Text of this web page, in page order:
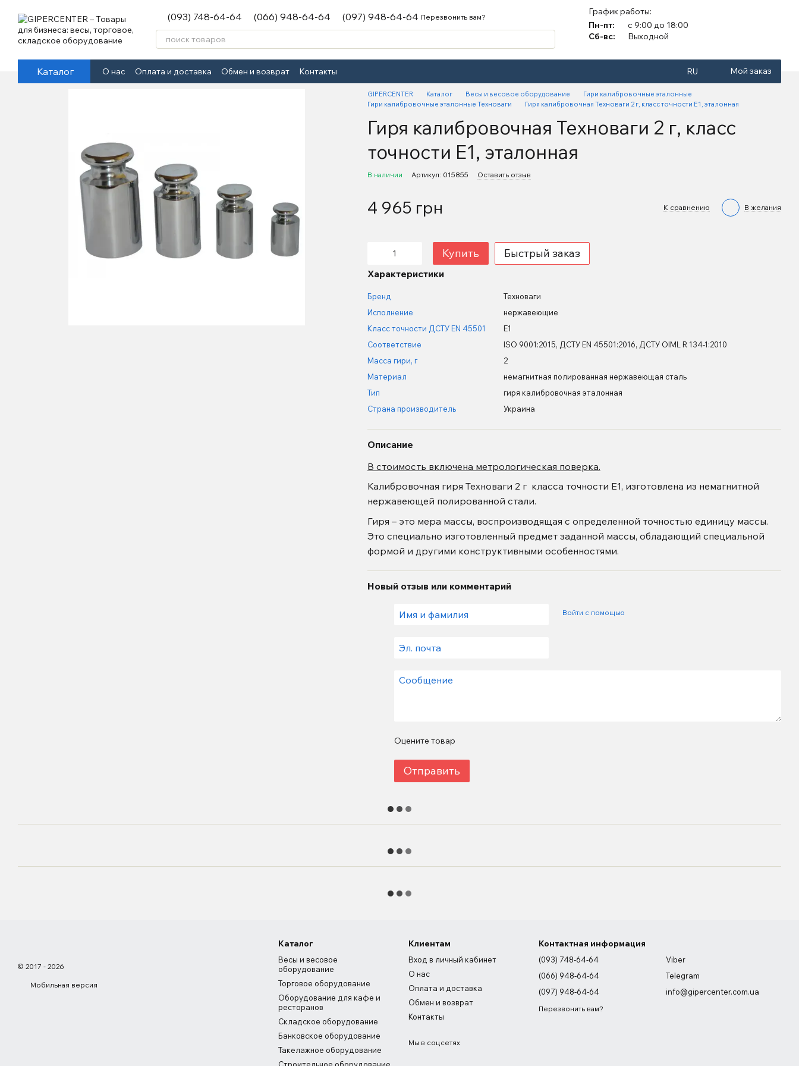
(093) 748-64-64 (066) 948-64-64 (097) 948-64-64 Перезвонить вам?
График работы:
Пн-пт:
с 9:00 до 18:00
Сб-вс:
Выходной
Каталог О нас Оплата и доставка Обмен и возврат Контакты RU Мой заказ
GIPERCENTER Каталог Весы и весовое оборудование
Гири калибровочные эталонные
Гири калибровочные эталонные Техноваги
Гиря калибровочная Техноваги 2 г, класс точности Е1, эталонная
Гиря калибровочная Техноваги 2 г, класс
точности Е1, эталонная
В наличии Артикул: 015855 Оставить отзыв
4 965 грн К сравнению В желания
Купить Быстрый заказ
Характеристики
Бренд
Техноваги
Исполнение
нержавеющие
Класс точности ДСТУ EN 45501
Е1
Соответствие
ISO 9001:2015, ДСТУ EN 45501:2016, ДСТУ OIML R 134-1:2010
Масса гири, г
2
Материал
немагнитная полированная нержавеющая сталь
Тип
гиря калибровочная эталонная
Страна производитель
Украина
Описание
В стоимость включена метрологическая поверка.
Калибровочная гиря Техноваги 2 г класса точности Е1, изготовлена из немагнитной
нержавеющей полированной стали.
Гиря – это мера массы, воспроизводящая с определенной точностью единицу массы.
Это специально изготовленный предмет заданной массы, обладающий специальной
формой и другими конструктивными особенностями.
Новый отзыв или комментарий
Войти с помощью
Оцените товар
Отправить
© 2017 - 2026
Мобильная версия
Каталог
Весы и весовое
оборудование
Торговое оборудование
Оборудование для кафе и
ресторанов
Складское оборудование
Банковское оборудование
Такелажное оборудование
Клиентам
Вход в личный кабинет
О нас
Оплата и доставка
Обмен и возврат
Контакты
Мы в соцсетях
Контактная информация
(093) 748-64-64
(066) 948-64-64
(097) 948-64-64
Перезвонить вам?
Viber
Telegram
info@gipercenter.com.ua